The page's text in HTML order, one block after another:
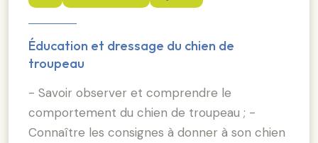
Éducation et dressage du chien de
troupeau
- Savoir observer et comprendre le
comportement du chien de troupeau ; -
Connaître les consignes à donner à son chien